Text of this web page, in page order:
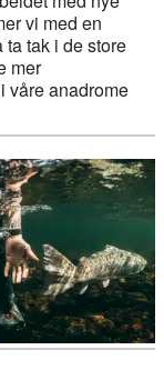
kvart
vi med en
tak i de store
mer
våre anadrome